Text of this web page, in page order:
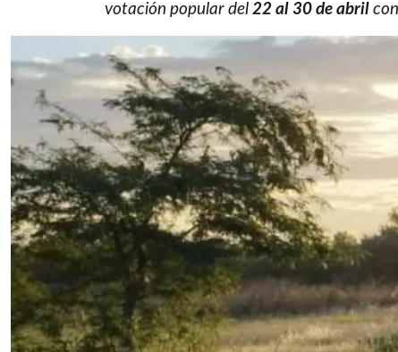
votación popular del22 al 30 de abril